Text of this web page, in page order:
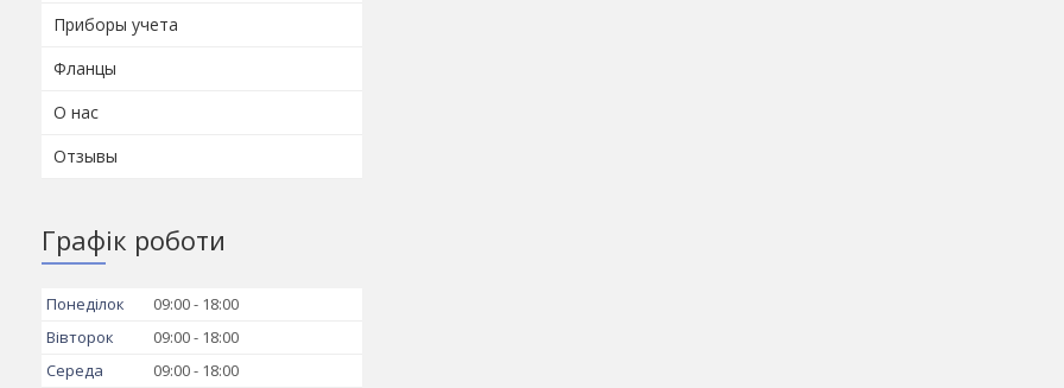
Приборы учета
Фланцы
О нас
Отзывы
Графік роботи
Понеділок 09:00
18:00
Вівторок
09:00
18:00
Середа
09:00
18:00